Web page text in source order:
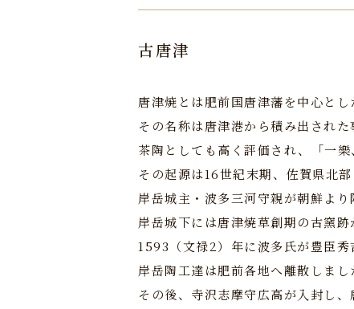
古唐津
唐津焼とは肥前国唐津藩を中心と
その名称は唐津港から積み出された
茶陶としても高く評価され、「一
その起源は16世紀末期、佐賀県北
岸岳城主・波多三河守親が朝鮮より
岸岳城下には唐津焼草創期の古窯跡
1593（文禄2）年に波多氏が豊臣秀
岸岳陶工達は肥前各地へ離散しまし
その後、寺沢志摩守広高が入封し、